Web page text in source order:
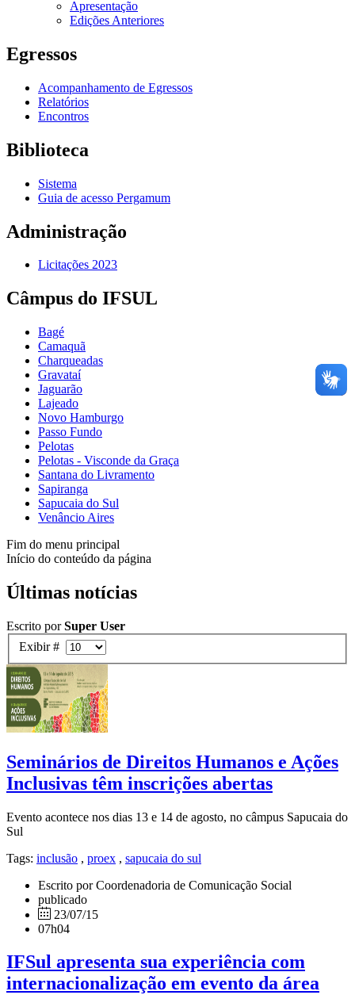
Apresentação
Edições Anteriores
Egressos
Acompanhamento de Egressos
Relatórios
Encontros
Biblioteca
Sistema
Guia de acesso Pergamum
Administração
Licitações 2023
Câmpus do IFSUL
Bagé
Camaquã
Charqueadas
Gravataí
Jaguarão
Lajeado
Novo Hamburgo
Passo Fundo
Pelotas
Pelotas - Visconde da Graça
Santana do Livramento
Sapiranga
Sapucaia do Sul
Venâncio Aires
Fim do menu principal
Início do conteúdo da página
Últimas notícias
Escrito porSuper User
Exibir #
Seminários de Direitos Humanos e Ações
Inclusivas têm inscrições abertas
Evento acontece nos dias 13 e 14 de agosto, no câmpus Sapucaia do
Sul
Tags: inclusão , proex , sapucaia do sul
Escrito por Coordenadoria de Comunicação Social
publicado
23/07/15
07h04
IFSul apresenta sua experiência com
internacionalização em evento da área